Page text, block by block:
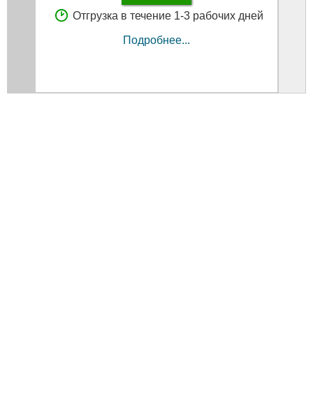
Отгрузка в течение 1-3 рабочих дней
Подробнее...